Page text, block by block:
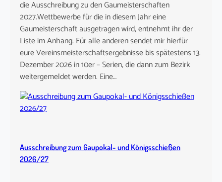
die Ausschreibung zu den Gaumeisterschaften
2027.Wettbewerbe für die in diesem Jahr eine
Gaumeisterschaft ausgetragen wird, entnehmt ihr der
Liste im Anhang. Für alle anderen sendet mir hierfür
eure Vereinsmeisterschaftsergebnisse bis spätestens 13.
Dezember 2026 in 10er – Serien, die dann zum Bezirk
weitergemeldet werden. Eine…
Ausschreibung zum Gaupokal- und Königsschießen
2026/27